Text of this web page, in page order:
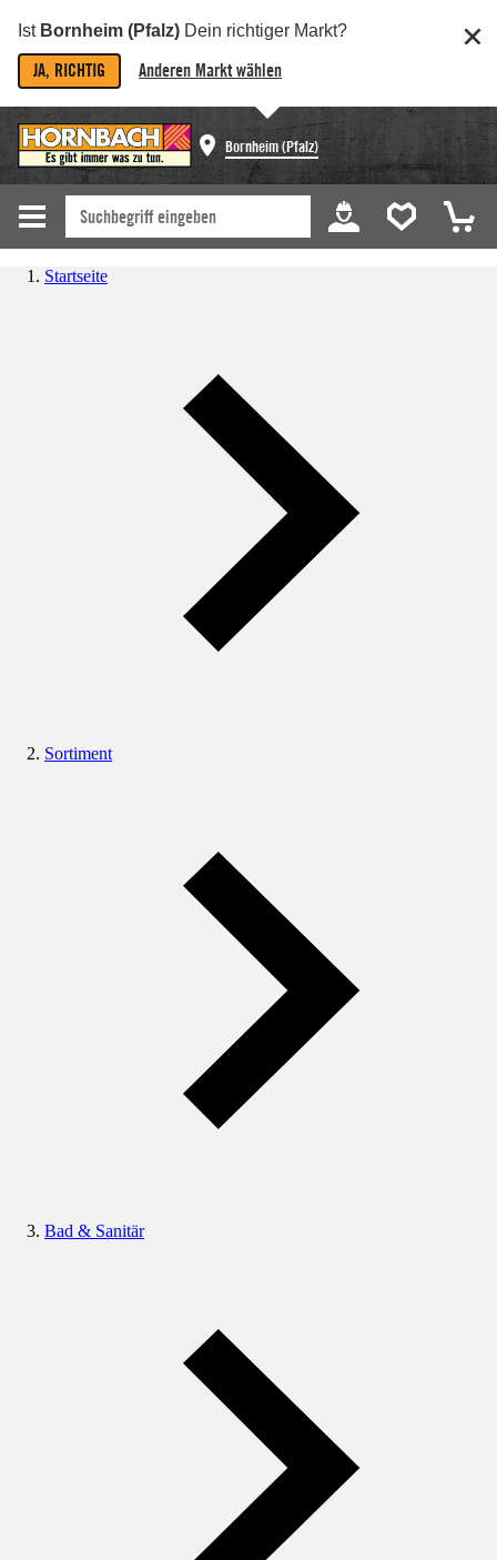
Ist Bornheim (Pfalz) Dein richtiger Markt?
JA, RICHTIG Anderen Markt wählen
Bornheim (Pfalz)
Startseite
Sortiment
Bad & Sanitär